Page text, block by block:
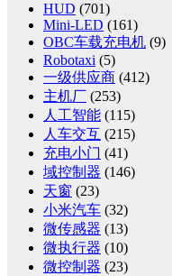
HUD (701)
Mini-LED (161)
OBC车载充电机 (9)
Robotaxi (5)
一级供应商 (412)
主机厂 (253)
人工智能 (115)
人车交互 (215)
充电小门 (41)
域控制器 (146)
天窗 (23)
小米汽车 (32)
微传感器 (13)
微执行器 (10)
微控制器 (23)